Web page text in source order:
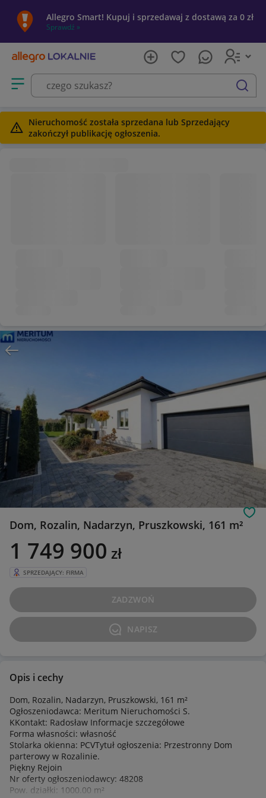
Allegro Smart! Kupuj i sprzedawaj z dostawą za 0 zł
Sprawdź »
Otwórz menu z kategoriami
szukaj
Nieruchomość została sprzedana lub Sprzedający
zakończył publikację ogłoszenia.
Dom, Rozalin, Nadarzyn, Pruszkowski, 161 m²
1 749 900 zł
SPRZEDAJĄCY: FIRMA
ZADZWOŃ
NAPISZ
Opis i cechy
Dom, Rozalin, Nadarzyn, Pruszkowski, 161 m²
Ogłoszeniodawca: Meritum Nieruchomości S.
KKontakt: Radosław Informacje szczegółowe
Forma własności: własność
Stolarka okienna: PCVTytuł ogłoszenia: Przestronny Dom
parterowy w Rozalinie.
Piękny Rejoin
Nr oferty ogłoszeniodawcy: 48208
Pow. działki: 1000.00 m²